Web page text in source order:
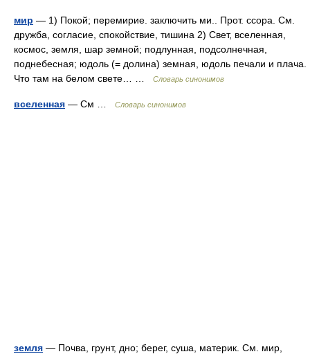
мир — 1) Покой; перемирие. заключить ми.. Прот. ссора. См.
дружба, согласие, спокойствие, тишина 2) Свет, вселенная,
космос, земля, шар земной; подлунная, подсолнечная,
поднебесная; юдоль (= долина) земная, юдоль печали и плача.
Что там на белом свете… …
Словарь синонимов
вселенная — См … Словарь синонимов
земля — Почва, грунт, дно; берег, суша, материк. См. мир,